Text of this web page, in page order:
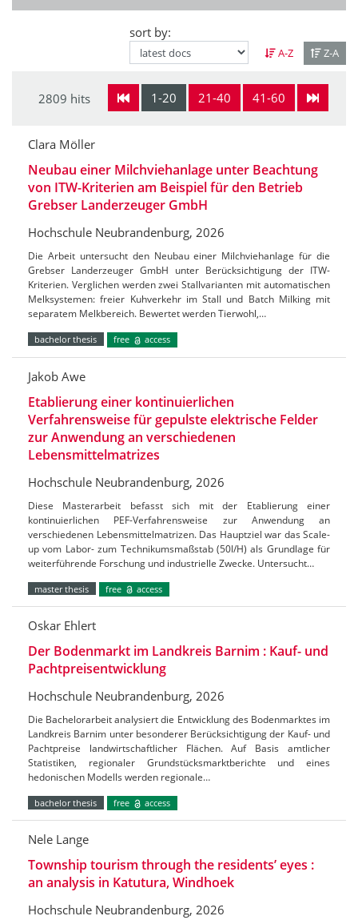
sort by:
A-Z Z-A
1-20 21-40 41-60
2809 hits
Clara Möller
Neubau einer Milchviehanlage unter Beachtung
von ITW-Kriterien am Beispiel für den Betrieb
Grebser Landerzeuger GmbH
Hochschule Neubrandenburg, 2026
Die Arbeit untersucht den Neubau einer Milchviehanlage für die
Grebser Landerzeuger GmbH unter Berücksichtigung der ITW-
Kriterien. Verglichen werden zwei Stallvarianten mit automatischen
Melksystemen: freier Kuhverkehr im Stall und Batch Milking mit
separatem Melkbereich. Bewertet werden Tierwohl,…
bachelor thesis free access
Jakob Awe
Etablierung einer kontinuierlichen
Verfahrensweise für gepulste elektrische Felder
zur Anwendung an verschiedenen
Lebensmittelmatrizes
Hochschule Neubrandenburg, 2026
Diese Masterarbeit befasst sich mit der Etablierung einer
kontinuierlichen PEF-Verfahrensweise zur Anwendung an
verschiedenen Lebensmittelmatrizen. Das Hauptziel war das Scale-
up vom Labor- zum Technikumsmaßstab (50l/H) als Grundlage für
weiterführende Forschung und industrielle Zwecke. Untersucht…
master thesis free access
Oskar Ehlert
Der Bodenmarkt im Landkreis Barnim : Kauf- und
Pachtpreisentwicklung
Hochschule Neubrandenburg, 2026
Die Bachelorarbeit analysiert die Entwicklung des Bodenmarktes im
Landkreis Barnim unter besonderer Berücksichtigung der Kauf- und
Pachtpreise landwirtschaftlicher Flächen. Auf Basis amtlicher
Statistiken, regionaler Grundstücksmarktberichte und eines
hedonischen Modells werden regionale…
bachelor thesis free access
Nele Lange
Township tourism through the residents’ eyes :
an analysis in Katutura, Windhoek
Hochschule Neubrandenburg, 2026